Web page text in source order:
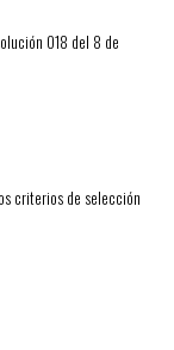
018 del 8 de
criterios de selección